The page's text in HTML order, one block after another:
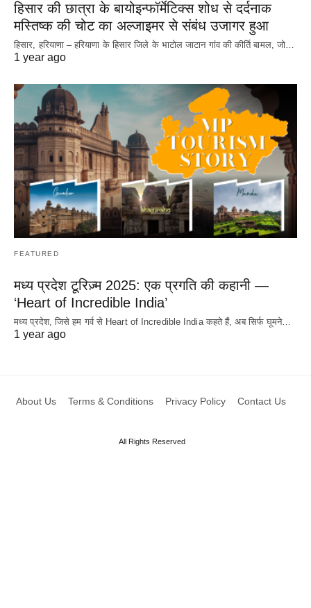
हिसार की छात्रा के बायोइन्फॉर्मेटिक्स शोध से दर्दनाक
मस्तिष्क की चोट का अल्जाइमर से संबंध उजागर हुआ
हिसार, हरियाणा – हरियाणा के हिसार जिले के भाटोल जाटान गांव की कीर्ति बामल, जो…
1 year ago
FEATURED
मध्य प्रदेश टूरिज़्म 2025: एक प्रगति की कहानी —
‘Heart of Incredible India’
मध्य प्रदेश, जिसे हम गर्व से Heart of Incredible India कहते हैं, अब सिर्फ घूमने…
1 year ago
About Us Terms & Conditions Privacy Policy Contact Us
All Rights Reserved